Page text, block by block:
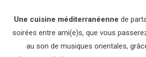
Une cuisine méditerranéenne de
soirées entre ami(e)s, que vous
au son de musiques orientales,